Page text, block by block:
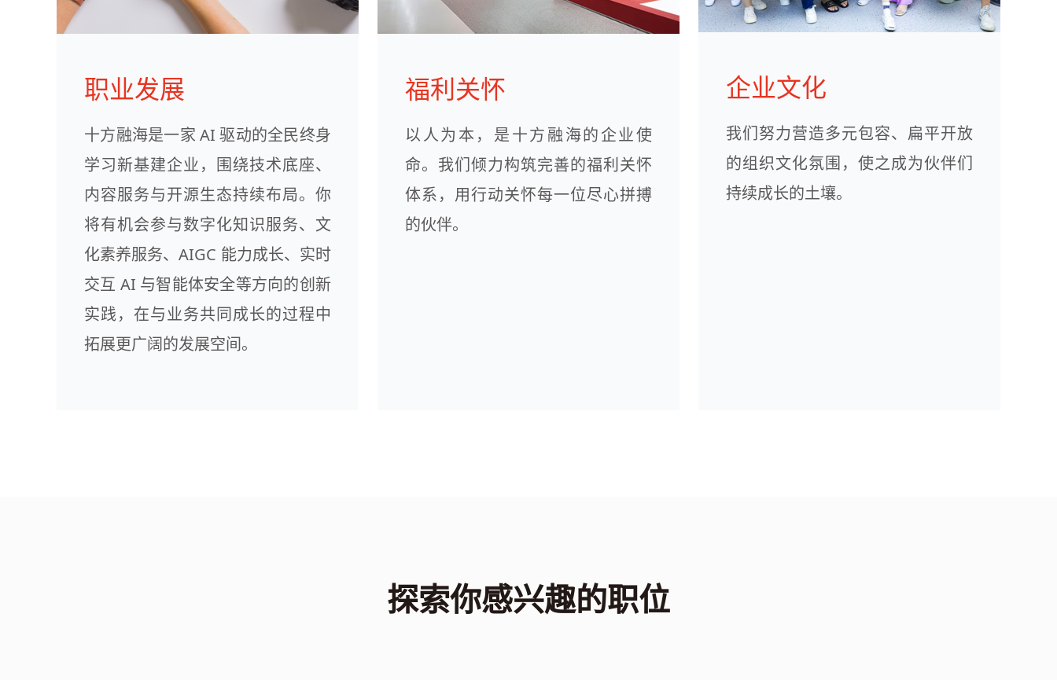
职业发展
十方融海是一家 AI 驱动的全民终身
学习新基建企业，围绕技术底座、
内容服务与开源生态持续布局。你
将有机会参与数字化知识服务、文
化素养服务、AIGC 能力成长、实时
交互 AI 与智能体安全等方向的创新
实践，在与业务共同成长的过程中
拓展更广阔的发展空间。
福利关怀
以人为本，是十方融海的企业使
命。我们倾力构筑完善的福利关怀
体系，用行动关怀每一位尽心拼搏
的伙伴。
企业文化
我们努力营造多元包容、扁平开放
的组织文化氛围，使之成为伙伴们
持续成长的土壤。
探索你感兴趣的职位